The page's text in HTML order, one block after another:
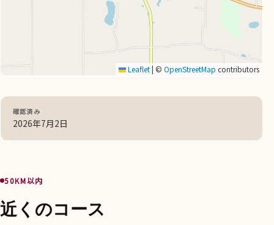
Leaflet ©OpenStreetMap contributors
確認済み
2026年7月2日
50KM以内
近くのコース